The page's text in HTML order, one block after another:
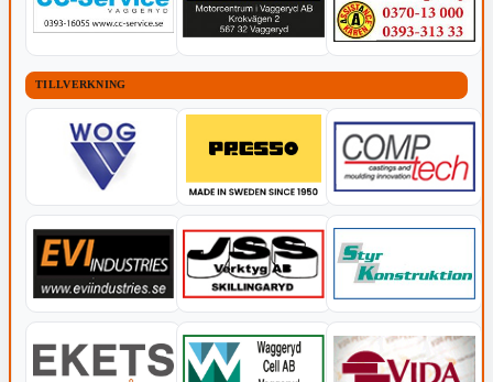
TILLVERKNING